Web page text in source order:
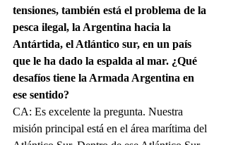
tensiones, también está el problema de la
pesca ilegal, la Argentina hacia la
Antártida, el Atlántico sur, en un país
que le ha dado la espalda al mar. ¿Qué
desafíos tiene la Armada Argentina en
ese sentido?
CA: Es excelente la pregunta. Nuestra
misión principal está en el área marítima del